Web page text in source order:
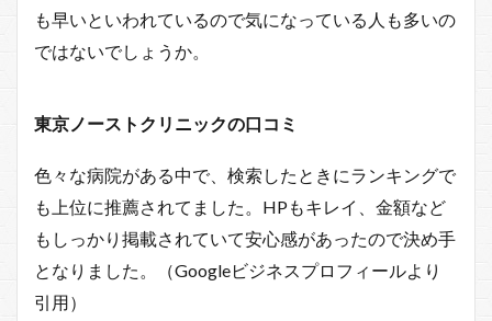
も早いといわれているので気になっている人も多いの
ではないでしょうか。
東京ノーストクリニックの口コミ
色々な病院がある中で、検索したときにランキングで
も上位に推薦されてました。HPもキレイ、金額など
もしっかり掲載されていて安心感があったので決め手
となりました。（Googleビジネスプロフィールより
引用）